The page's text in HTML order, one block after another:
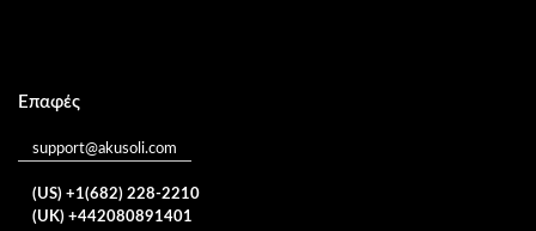
Επαφές
support@akusoli.com
(US) +1(682) 228-2210
(UK) +442080891401